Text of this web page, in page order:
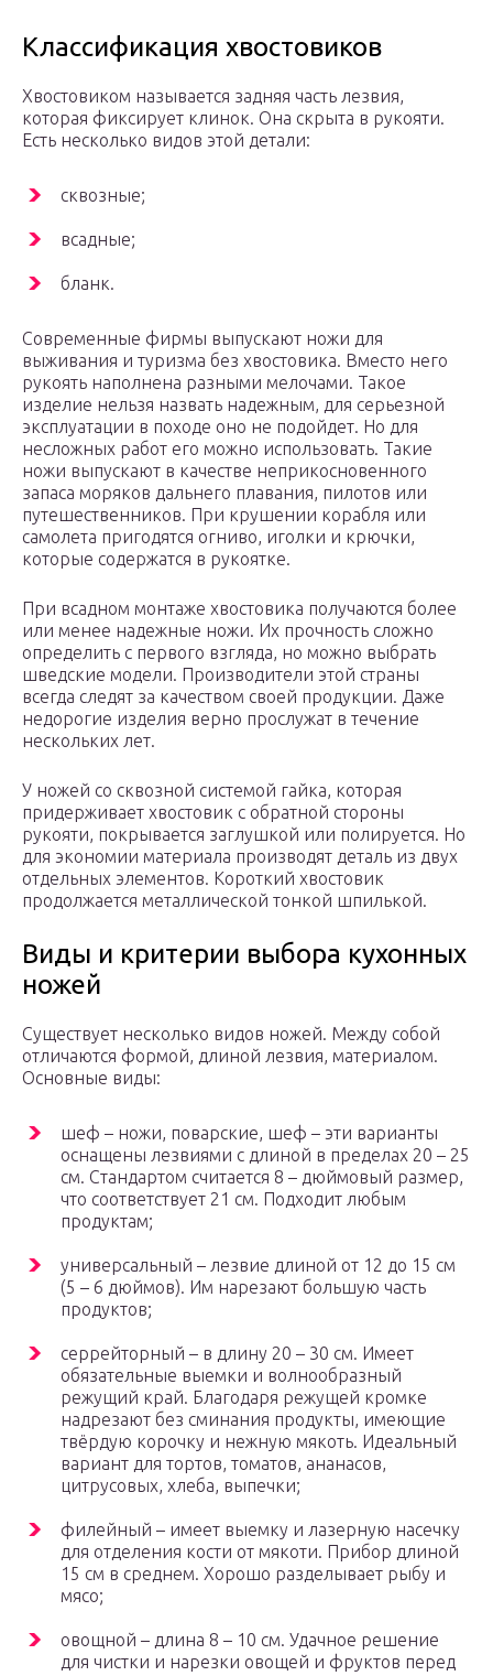
Классификация хвостовиков
Хвостовиком называется задняя часть лезвия,
которая фиксирует клинок. Она скрыта в рукояти.
Есть несколько видов этой детали:
сквозные;
всадные;
бланк.
Современные фирмы выпускают ножи для
выживания и туризма без хвостовика. Вместо него
рукоять наполнена разными мелочами. Такое
изделие нельзя назвать надежным, для серьезной
эксплуатации в походе оно не подойдет. Но для
несложных работ его можно использовать. Такие
ножи выпускают в качестве неприкосновенного
запаса моряков дальнего плавания, пилотов или
путешественников. При крушении корабля или
самолета пригодятся огниво, иголки и крючки,
которые содержатся в рукоятке.
При всадном монтаже хвостовика получаются более
или менее надежные ножи. Их прочность сложно
определить с первого взгляда, но можно выбрать
шведские модели. Производители этой страны
всегда следят за качеством своей продукции. Даже
недорогие изделия верно прослужат в течение
нескольких лет.
У ножей со сквозной системой гайка, которая
придерживает хвостовик с обратной стороны
рукояти, покрывается заглушкой или полируется. Но
для экономии материала производят деталь из двух
отдельных элементов. Короткий хвостовик
продолжается металлической тонкой шпилькой.
Виды и критерии выбора кухонных
ножей
Существует несколько видов ножей. Между собой
отличаются формой, длиной лезвия, материалом.
Основные виды:
шеф – ножи, поварские, шеф – эти варианты
оснащены лезвиями с длиной в пределах 20 – 25
см. Стандартом считается 8 – дюймовый размер,
что соответствует 21 см. Подходит любым
продуктам;
универсальный – лезвие длиной от 12 до 15 см
(5 – 6 дюймов). Им нарезают большую часть
продуктов;
серрейторный – в длину 20 – 30 см. Имеет
обязательные выемки и волнообразный
режущий край. Благодаря режущей кромке
надрезают без сминания продукты, имеющие
твёрдую корочку и нежную мякоть. Идеальный
вариант для тортов, томатов, ананасов,
цитрусовых, хлеба, выпечки;
филейный – имеет выемку и лазерную насечку
для отделения кости от мякоти. Прибор длиной
15 см в среднем. Хорошо разделывает рыбу и
мясо;
овощной – длина 8 – 10 см. Удачное решение
для чистки и нарезки овощей и фруктов перед